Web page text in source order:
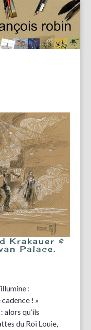
Krakauer &
Palace.
:
! »
alors qu’ils
du Roi Louie,